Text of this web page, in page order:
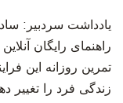
یادداشت سردبیر :
راهنمای رایگان
تمرین روزانه این
زندگی فرد را تغییر